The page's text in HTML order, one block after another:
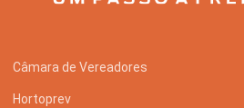
Câmara de Vereadores
Hortoprev